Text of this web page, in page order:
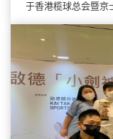
于香港榄球总会暨京